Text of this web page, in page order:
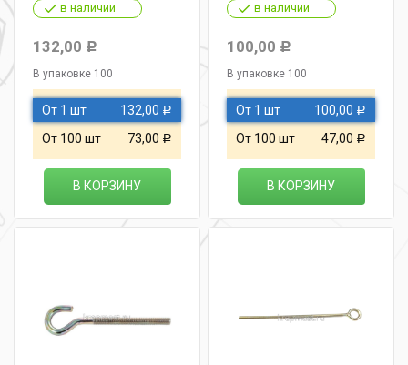
в наличии
132,00 Р
В упаковке 100
От 1 шт 132,00 Р
От 100 шт 73,00 Р
В КОРЗИНУ
в наличии
100,00 Р
В упаковке 100
От 1 шт 100,00 Р
От 100 шт 47,00 Р
В КОРЗИНУ